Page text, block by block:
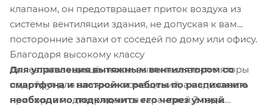
клапаном, он предотвращает приток воздуха из
системы вентиляции здания, не допуская к вам
посторонние запахи от соседей по дому или офису.
Благодаря высокому классу
пылевлагозащищённости вытяжные вентиляторы
подойдут для влажных помещений, а надежность
приборов подтверждается гарантией 2 года.
Для управления вытяжным вентилятором со
смартфона и настройки работы по расписанию
необходимо подключить его через умный